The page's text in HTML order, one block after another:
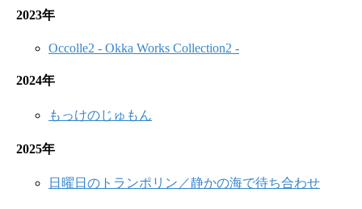
2023年
Occolle2 - Okka Works Collection2 -
2024年
もっけのじゅもん
2025年
日曜日のトランポリン／静かの海で待ち合わせ